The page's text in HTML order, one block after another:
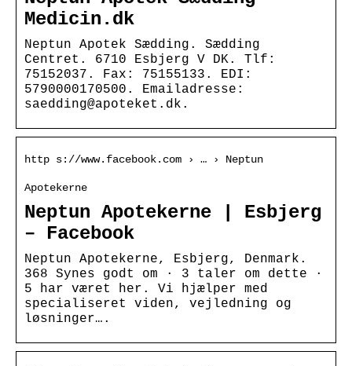
Medicin.dk
Neptun Apotek Sædding. Sædding
Centret. 6710 Esbjerg V DK. Tlf:
75152037. Fax: 75155133. EDI:
5790000170500. Emailadresse:
saedding@apoteket.dk.
http s://www.facebook.com › … › Neptun
Apotekerne
Neptun Apotekerne | Esbjerg
– Facebook
Neptun Apotekerne, Esbjerg, Denmark.
368 Synes godt om · 3 taler om dette ·
5 har været her. Vi hjælper med
specialiseret viden, vejledning og
løsninger….